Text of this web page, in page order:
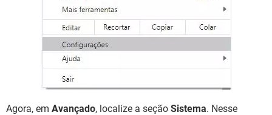
Agora, em Avançado, localize a seção Sistema. Nesse